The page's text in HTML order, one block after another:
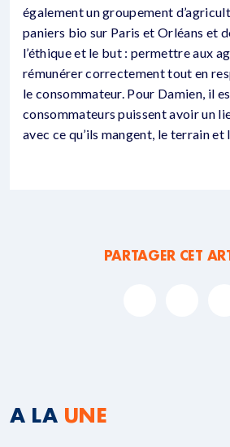
également un groupement
paniers bio sur Paris et Orléans et
l’éthique et le but : permettre aux
rémunérer correctement tout en
le consommateur. Pour Damien, il
consommateurs puissent avoir un
avec ce qu’ils mangent, le terrain et
PARTAGER CET
A LA UNE